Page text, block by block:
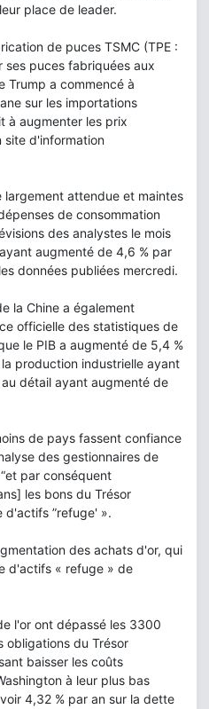
place de leader.
de puces TSMC (TPE :
puces fabriquées aux
Trump a commencé à
sur les importations
à augmenter les prix
site d'information
largement attendue et maintes
de consommation
des analystes le mois
augmenté de 4,6 % par
données publiées mercredi.
la Chine a également
officielle des statistiques de
le PIB a augmenté de 5,4 %
production industrielle ayant
détail ayant augmenté de
de pays fassent confiance
des gestionnaires de
par conséquent
les bons du Trésor
d'actifs ”refuge' ».
des achats d'or, qui
d'actifs « refuge » de
l'or ont dépassé les 3300
obligations du Trésor
baisser les coûts
à leur plus bas
4,32 % par an sur la dette